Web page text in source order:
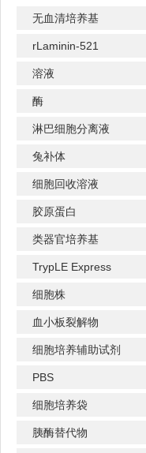
无血清培养基
rLaminin-521
溶液
酶
淋巴细胞分离液
兔补体
细胞回收溶液
胶原蛋白
类器官培养基
TrypLE Express
细胞株
血小板裂解物
细胞培养辅助试剂
PBS
细胞培养袋
胰酶替代物